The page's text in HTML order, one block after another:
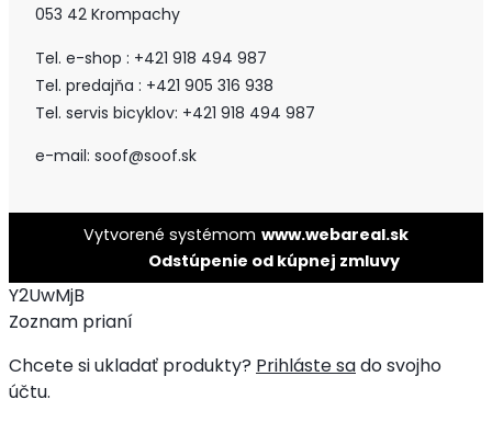
053 42 Krompachy
Tel. e-shop : +421 918 494 987
Tel. predajňa : +421 905 316 938
Tel. servis bicyklov: +421 918 494 987
e-mail: soof@soof.sk
Vytvorené systémom www.webareal.sk
Odstúpenie od kúpnej zmluvy
Y2UwMjB
Zoznam prianí
Chcete si ukladať produkty? Prihláste sado svojho
účtu.